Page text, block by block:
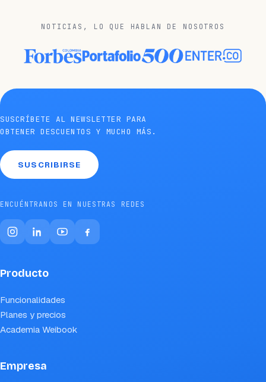
NOTICIAS, LO QUE HABLAN DE NOSOTROS
SUSCRÍBETE AL NEWSLETTER PARA
OBTENER DESCUENTOS Y MUCHO MÁS.
SUSCRIBIRSE
ENCUÉNTRANOS EN NUESTRAS REDES
Producto
Funcionalidades
Planes y precios
Academia Weibook
Empresa